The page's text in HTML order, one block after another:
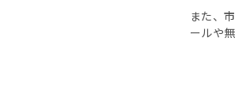
また、
ールや